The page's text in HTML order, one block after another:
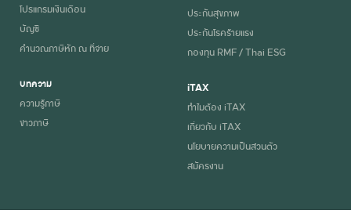
โปรแกรมเงินเดือน
บัญชี
คำนวณภาษีหัก ณ ที่จ่าย
บทความ
ความรู้ภาษี
ข่าวภาษี
ประกันสุขภาพ
ประกันโรคร้ายแรง
กองทุน RMF / Thai ESG
iTAX
ทำไมต้อง iTAX
เกี่ยวกับ iTAX
นโยบายความเป็นส่วนตัว
สมัครงาน